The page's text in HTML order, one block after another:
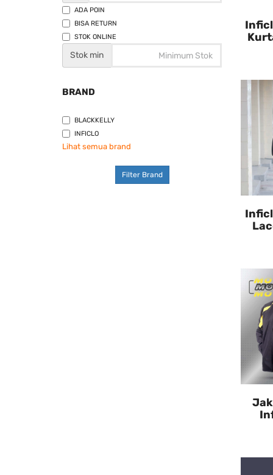
ADA POIN
BISA RETURN
STOK ONLINE
Stok min
BRAND
BLACKKELLY
INFICLO
Lihat semua brand
Filter Brand